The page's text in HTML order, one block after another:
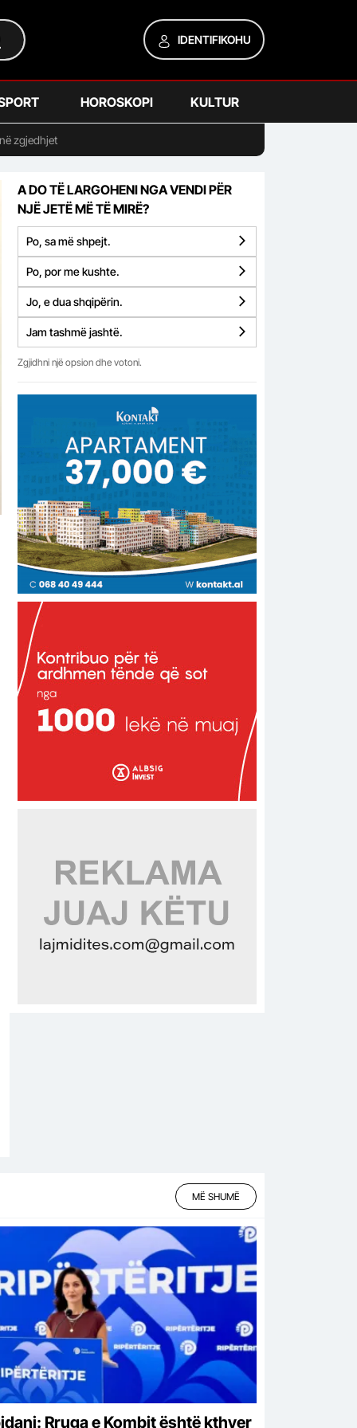
IDENTIFIKOHU
HOROSKOPI KULTUR
zgjedhjet
A DO TË LARGOHENI NGA VENDI PËR
NJË JETË MË TË MIRË?
Po, sa më shpejt.
Po, por me kushte.
Jo, e dua shqipërin.
Jam tashmë jashtë.
Zgjidhni një opsion dhe votoni.
MË SHUMË
Rruga e Kombit është kthyer